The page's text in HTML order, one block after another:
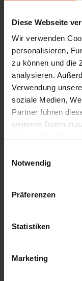
Diese Webseite
Wir verwenden
personalisieren,
zu können und die
analysieren.
Verwendung
soziale Medien,
Partner führen
weiteren Daten
Notwendig
Präferenzen
Statistiken
Marketing